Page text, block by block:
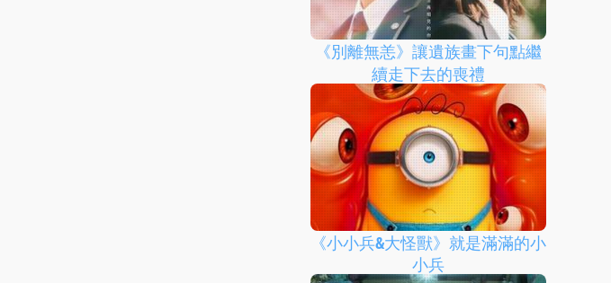
《別離無恙》讓遺族畫下句點繼
續走下去的喪禮
《小小兵&大怪獸》就是滿滿的小
小兵